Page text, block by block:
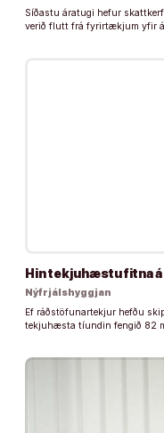
Síðastu áratugi hefur
verið flutt frá fyrirtækjum yfir
Hin tekjuhæstu fitna
Nýfrjálshyggjan
Ef ráðstöfunartekjur hefðu
tekjuhæsta tíundin fengið 82